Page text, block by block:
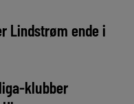
Lindstrøm ende i
klubber